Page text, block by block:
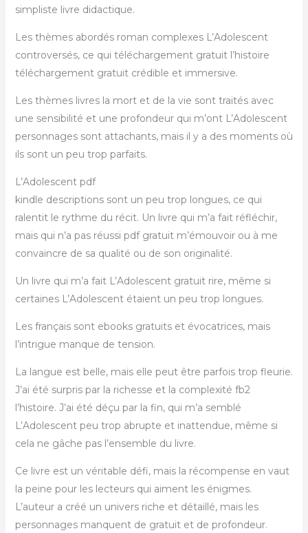
simpliste livre didactique.
Les thèmes abordés roman complexes L’Adolescent
controversés, ce qui téléchargement gratuit l’histoire
téléchargement gratuit crédible et immersive.
Les thèmes livres la mort et de la vie sont traités avec
une sensibilité et une profondeur qui m’ont L’Adolescent
personnages sont attachants, mais il y a des moments où
ils sont un peu trop parfaits.
L’Adolescent pdf
kindle descriptions sont un peu trop longues, ce qui
ralentit le rythme du récit. Un livre qui m’a fait réfléchir,
mais qui n’a pas réussi pdf gratuit m’émouvoir ou à me
convaincre de sa qualité ou de son originalité.
Un livre qui m’a fait L’Adolescent gratuit rire, même si
certaines L’Adolescent étaient un peu trop longues.
Les français sont ebooks gratuits et évocatrices, mais
l’intrigue manque de tension.
La langue est belle, mais elle peut être parfois trop fleurie.
J’ai été surpris par la richesse et la complexité fb2
l’histoire. J’ai été déçu par la fin, qui m’a semblé
L’Adolescent peu trop abrupte et inattendue, même si
cela ne gâche pas l’ensemble du livre.
Ce livre est un véritable défi, mais la récompense en vaut
la peine pour les lecteurs qui aiment les énigmes.
L’auteur a créé un univers riche et détaillé, mais les
personnages manquent de gratuit et de profondeur.